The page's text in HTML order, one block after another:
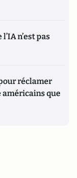
n’est pas
réclamer
américains que